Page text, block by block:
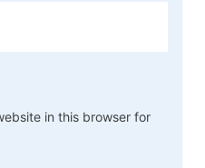
in this browser for